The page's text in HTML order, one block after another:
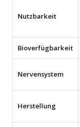
Nutzbarkeit
Bioverfügbarkeit
Nervensystem
Herstellung